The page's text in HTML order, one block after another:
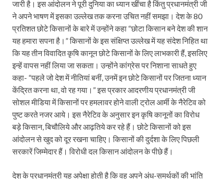
जारी है। इस आंदोलन ने पूरी दुनिया का ध्यान खींचा है किंतु प्रधानमंत्री जी
ने अपने भाषण में इसका उल्लेख तक करना उचित नहीं समझा। देश के 80
प्रतिशत छोटे किसानों के बारे में उन्होंने कहा “छोटा किसान बने देश की शान
यह हमारा सपना है।” किसानों के इस संक्षिप्त उल्लेख में यह संदेश निहित था
कि यह तीन विवादित कृषि कानून छोटे किसानों के लिए लाभकारी हैं, इसलिए
इन्हें वापस नहीं लिया जा सकता। उन्होंने कांग्रेस पर निशाना साधते हुए
कहा- “पहले जो देश में नीतियां बनीं, उनमें इन छोटे किसानों पर जितना ध्यान
केंद्रित करना था, वो रह गया।” इस प्रकार आदरणीय प्रधानमंत्री जी
सोशल मीडिया में किसानों पर हमलावर होने वाली ट्रोल आर्मी के नैरेटिव को
पुष्ट करते नजर आये। इस नैरेटिव के अनुसार इन कृषि कानूनों का विरोध
बड़े किसान, बिचौलिये और आढ़तिये कर रहे हैं। छोटे किसानों को इस
आंदोलन से खुद को दूर रखना चाहिए। किसानों की दुर्दशा के लिए पिछली
सरकारें जिम्मेदार हैं। विरोधी दल किसान आंदोलन के पीछे हैं।
देश के प्रधानमंत्री यह अपेक्षा होती है कि वह अपने अंध-समर्थकों की भांति